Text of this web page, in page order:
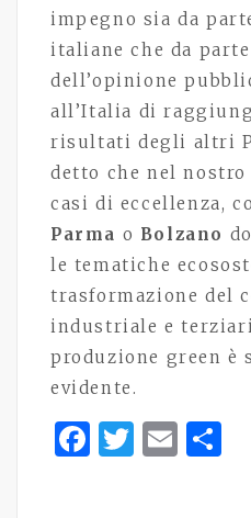
impegno sia da
italiane che da
dell’opinione
all’Italia di
risultati degli altri
detto che nel
casi di eccellenza,
Parma o Bolzano
le tematiche
trasformazione del
industriale e
produzione green è
evidente.
Facebook
Twitter